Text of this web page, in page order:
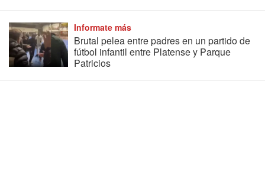
Informate más
Brutal pelea entre padres en un partido de
fútbol infantil entre Platense y Parque
Patricios